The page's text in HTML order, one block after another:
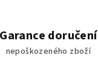
Garance doručení
nepoškozeného zboží